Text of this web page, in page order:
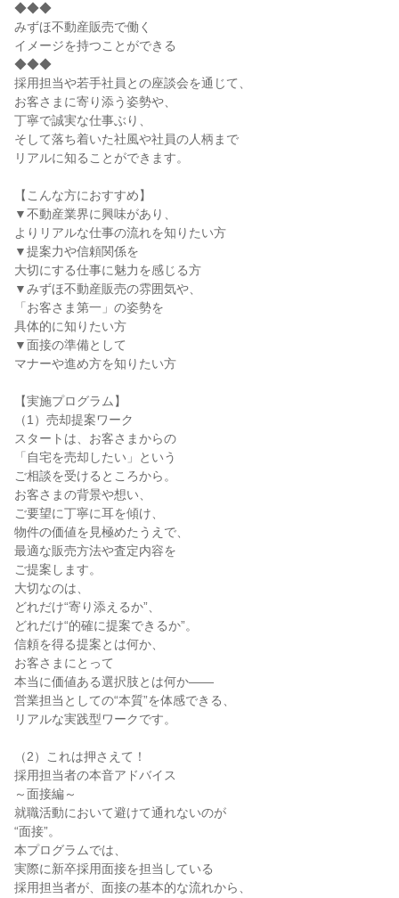
◆◆◆
みずほ不動産販売で働く
イメージを持つことができる
◆◆◆
採用担当や若手社員との座談会を通じて、
お客さまに寄り添う姿勢や、
丁寧で誠実な仕事ぶり、
そして落ち着いた社風や社員の人柄まで
リアルに知ることができます。
【こんな方におすすめ】
▼不動産業界に興味があり、
よりリアルな仕事の流れを知りたい方
▼提案力や信頼関係を
大切にする仕事に魅力を感じる方
▼みずほ不動産販売の雰囲気や、
「お客さま第一」の姿勢を
具体的に知りたい方
▼面接の準備として
マナーや進め方を知りたい方
【実施プログラム】
（1）売却提案ワーク
スタートは、お客さまからの
「自宅を売却したい」という
ご相談を受けるところから。
お客さまの背景や想い、
ご要望に丁寧に耳を傾け、
物件の価値を見極めたうえで、
最適な販売方法や査定内容を
ご提案します。
大切なのは、
どれだけ“寄り添えるか”、
どれだけ“的確に提案できるか”。
信頼を得る提案とは何か、
お客さまにとって
本当に価値ある選択肢とは何か――
営業担当としての“本質”を体感できる、
リアルな実践型ワークです。
（2）これは押さえて！
採用担当者の本音アドバイス
～面接編～
就職活動において避けて通れないのが
“面接”。
本プログラムでは、
実際に新卒採用面接を担当している
採用担当者が、面接の基本的な流れから、